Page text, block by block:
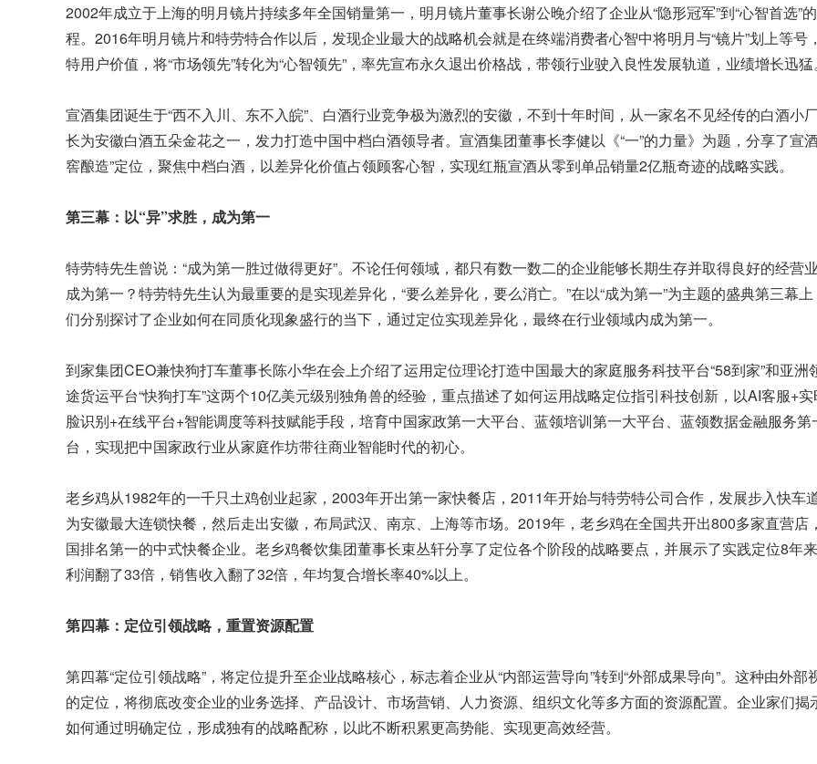
2002年成立于上海的明月镜片持续多年全国销量第一，明月镜片董事长谢公晚介绍了企业从“隐形冠军”到“心智首选”
程。2016年明月镜片和特劳特合作以后，发现企业最大的战略机会就是在终端消费者心智中将明月与“镜片”划上等号
特用户价值，将“市场领先”转化为“心智领先”，率先宣布永久退出价格战，带领行业驶入良性发展轨道，业绩增长迅
宣酒集团诞生于“西不入川、东不入皖”、白酒行业竞争极为激烈的安徽，不到十年时间，从一家名不见经传的白酒小
长为安徽白酒五朵金花之一，发力打造中国中档白酒领导者。宣酒集团董事长李健以《“一”的力量》为题，分享了宣
窖酿造”定位，聚焦中档白酒，以差异化价值占领顾客心智，实现红瓶宣酒从零到单品销量2亿瓶奇迹的战略实践。
第三幕：以“异”求胜，成为第一
特劳特先生曾说：“成为第一胜过做得更好”。不论任何领域，都只有数一数二的企业能够长期生存并取得良好的经营
成为第一？特劳特先生认为最重要的是实现差异化，“要么差异化，要么消亡。”在以“成为第一”为主题的盛典第三幕
们分别探讨了企业如何在同质化现象盛行的当下，通过定位实现差异化，最终在行业领域内成为第一。
到家集团CEO兼快狗打车董事长陈小华在会上介绍了运用定位理论打造中国最大的家庭服务科技平台“58到家”和亚洲
途货运平台“快狗打车”这两个10亿美元级别独角兽的经验，重点描述了如何运用战略定位指引科技创新，以AI客服+
脸识别+在线平台+智能调度等科技赋能手段，培育中国家政第一大平台、蓝领培训第一大平台、蓝领数据金融服务第
台，实现把中国家政行业从家庭作坊带往商业智能时代的初心。
老乡鸡从1982年的一千只土鸡创业起家，2003年开出第一家快餐店，2011年开始与特劳特公司合作，发展步入快车
为安徽最大连锁快餐 ，然后走出安徽，布局武汉、南京、上海等市场。2019年，老乡鸡在全国共开出800多家直营店
国排名第一的中式快餐企业。老乡鸡餐饮集团董事长束丛轩分享了定位各个阶段的战略要点，并展示了实践定位8年
利润翻了33倍，销售收入翻了32倍，年均复合增长率40%以上。
第四幕：定位引领战略，重置资源配置
第四幕“定位引领战略”，将定位提升至企业战略核心，标志着企业从“内部运营导向”转到“外部成果导向”。这种由外部
的定位，将彻底改变企业的业务选择、产品设计、市场营销、人力资源、组织文化等多方面的资源配置。企业家们揭
如何通过明确定位，形成独有的战略配称，以此不断积累更高势能、实现更高效经营。